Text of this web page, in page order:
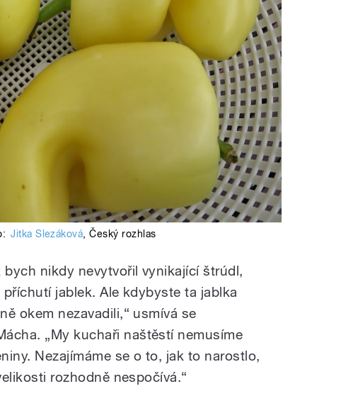
Jitka Slezáková,Český rozhlas
bych nikdy nevytvořil vynikající štrúdl,
jablek. Ale kdybyste ta jablka
okem nezavadili,“ usmívá se
„My kuchaři naštěstí nemusíme
Nezajímáme se o to, jak to narostlo,
rozhodně nespočívá.“